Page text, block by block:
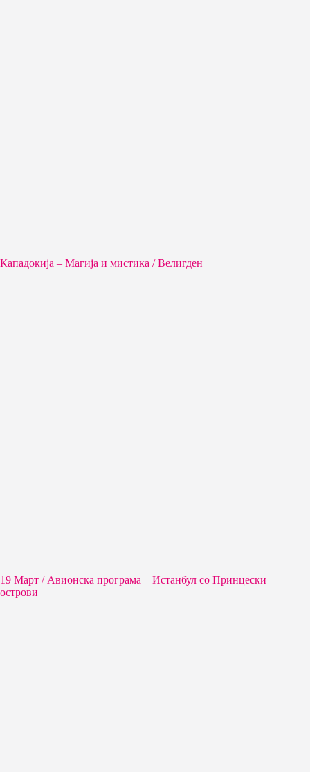
Кападокија – Магија и мистика / Велигден
19 Март / Aвионска програма – Истанбул со Принцески
острови